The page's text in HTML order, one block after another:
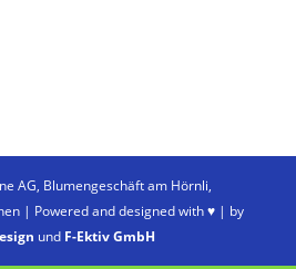
AG, Blumengeschäft am Hörnli,
| Powered and designed with ♥ | by
und F-Ektiv GmbH